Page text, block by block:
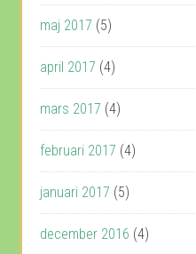
maj 2017 (5)
april 2017 (4)
mars 2017 (4)
februari 2017 (4)
januari 2017 (5)
december 2016 (4)